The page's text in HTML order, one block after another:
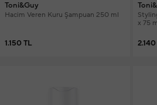
Toni&Guy
Hacim Veren Kuru Şampuan 250 ml
1.150 TL
x 75
2.140